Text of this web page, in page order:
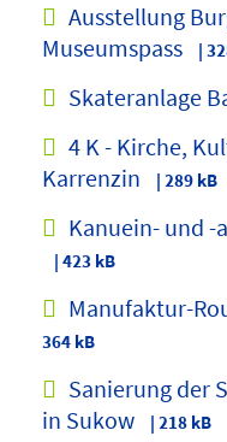
Ausstellung
Museumspass
|
Skateranlage
4 K - Kirche,
Karrenzin
| 289 kB
Kanuein- und -
| 423 kB
Manufaktur-
364 kB
Sanierung der
in Sukow
| 218 kB